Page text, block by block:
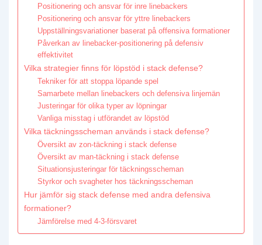
Positionering och ansvar för inre linebackers
Positionering och ansvar för yttre linebackers
Uppställningsvariationer baserat på offensiva formationer
Påverkan av linebacker-positionering på defensiv
effektivitet
Vilka strategier finns för löpstöd i stack defense?
Tekniker för att stoppa löpande spel
Samarbete mellan linebackers och defensiva linjemän
Justeringar för olika typer av löpningar
Vanliga misstag i utförandet av löpstöd
Vilka täckningsscheman används i stack defense?
Översikt av zon-täckning i stack defense
Översikt av man-täckning i stack defense
Situationsjusteringar för täckningsscheman
Styrkor och svagheter hos täckningsscheman
Hur jämför sig stack defense med andra defensiva
formationer?
Jämförelse med 4-3-försvaret